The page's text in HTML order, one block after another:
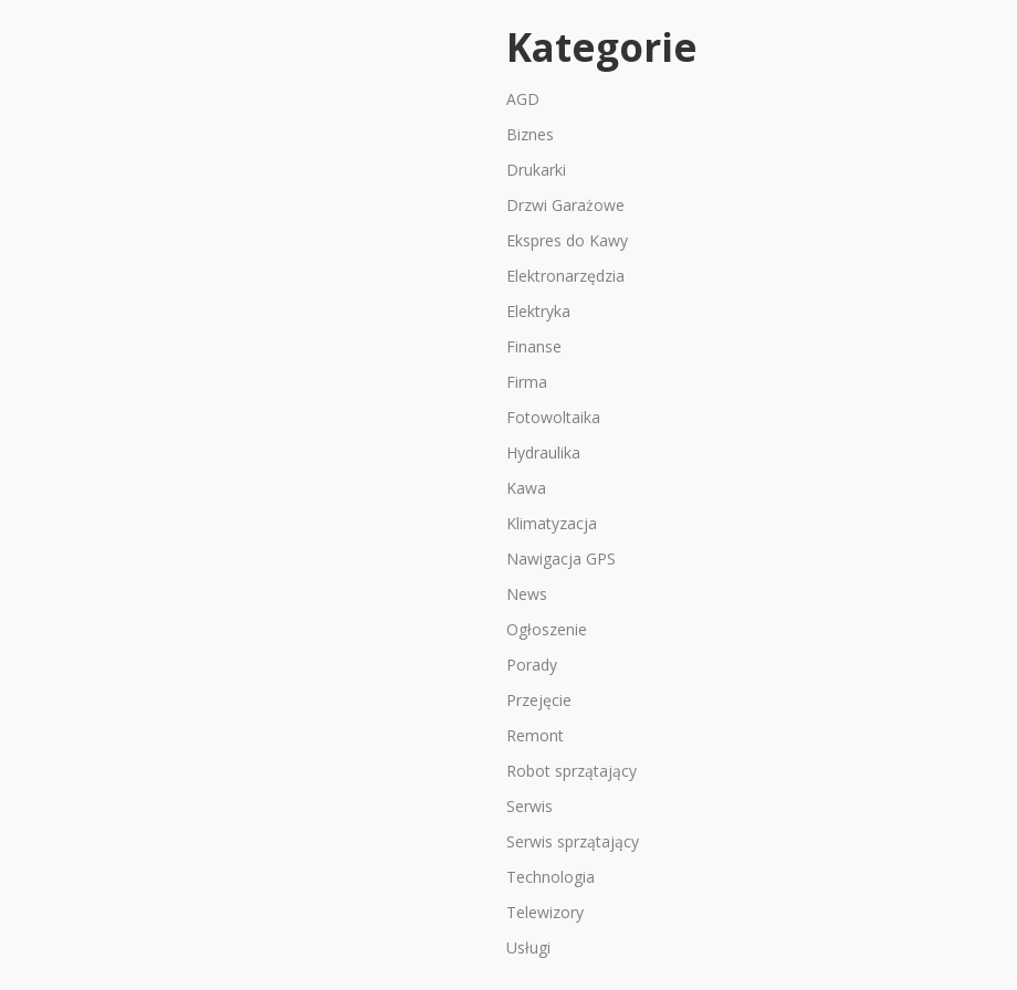
Kategorie
AGD
Biznes
Drukarki
Drzwi Garażowe
Ekspres do Kawy
Elektronarzędzia
Elektryka
Finanse
Firma
Fotowoltaika
Hydraulika
Kawa
Klimatyzacja
Nawigacja GPS
News
Ogłoszenie
Porady
Przejęcie
Remont
Robot sprzątający
Serwis
Serwis sprzątający
Technologia
Telewizory
Usługi